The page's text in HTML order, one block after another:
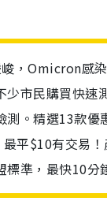
，Omicron感
少市民購買快速
測。精選13款優
平$10有交易
標準，最快10分